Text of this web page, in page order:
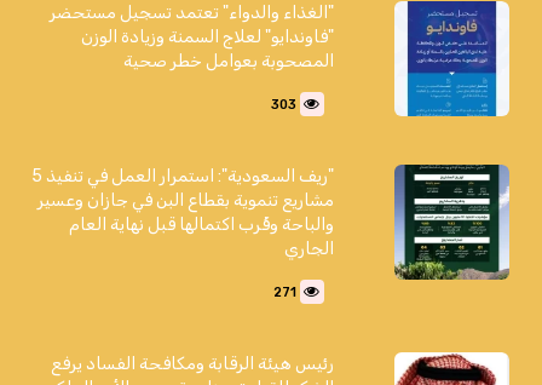
"الغذاء والدواء" تعتمد تسجيل مستحضر
"فاوندايو" لعلاج السمنة وزيادة الوزن
المصحوبة بعوامل خطر صحية
303
"ريف السعودية": استمرار العمل في تنفيذ 5
مشاريع تنموية بقطاع البن في جازان وعسير
والباحة وقُرب اكتمالها قبل نهاية العام
الجاري
271
رئيس هيئة الرقابة ومكافحة الفساد يرفع